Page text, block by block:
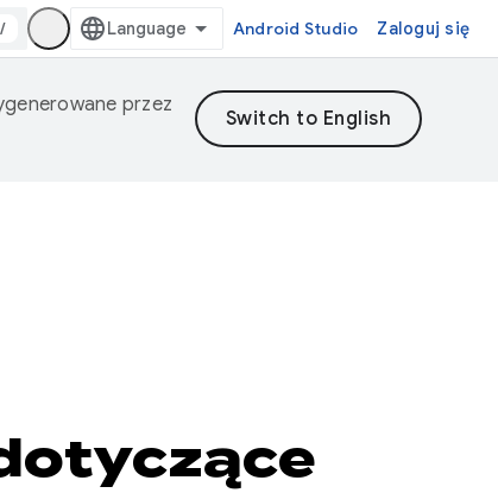
/ Android Studio Zaloguj się
przez